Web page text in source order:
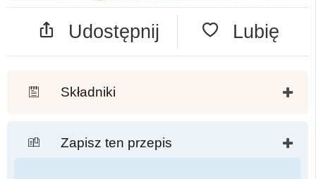
Udostępnij Lubię
Składniki
Zapisz ten przepis